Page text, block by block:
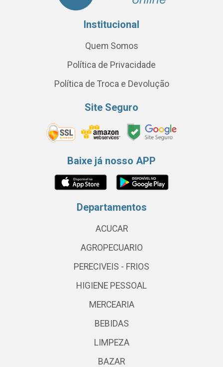
Institucional
Quem Somos
Política de Privacidade
Política de Troca e Devolução
Site Seguro
Baixe já nosso APP
Departamentos
ACUCAR
AGROPECUARIO
PERECIVEIS - FRIOS
HIGIENE PESSOAL
MERCEARIA
BEBIDAS
LIMPEZA
BAZAR